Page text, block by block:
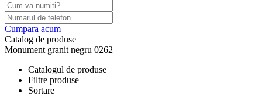
Cumpara acum
Catalog de produse
Monument granit negru 0262
Catalogul de produse
Filtre produse
Sortare